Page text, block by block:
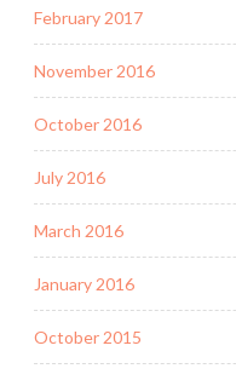
February 2017
November 2016
October 2016
July 2016
March 2016
January 2016
October 2015